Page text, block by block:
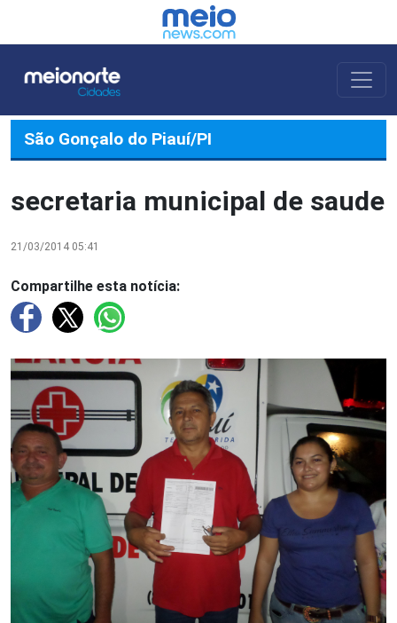
São Gonçalo do Piauí/PI
secretaria municipal de saude
21/03/2014 05:41
Compartilhe esta notícia: